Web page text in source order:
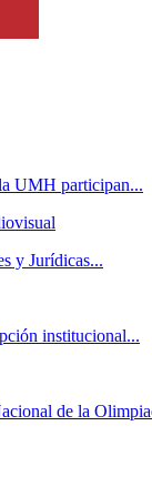
UMH participan...
y Jurídicas...
institucional...
de la